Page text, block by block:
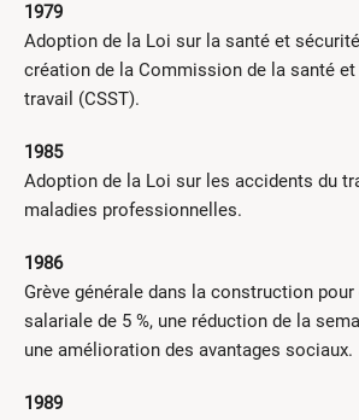
1979
Adoption de la Loi sur la santé et
création de la Commission de la santé
travail (CSST).
1985
Adoption de la Loi sur les accidents du
maladies professionnelles.
1986
Grève générale dans la construction
salariale de 5 %, une réduction de la
une amélioration des avantages sociaux.
1989